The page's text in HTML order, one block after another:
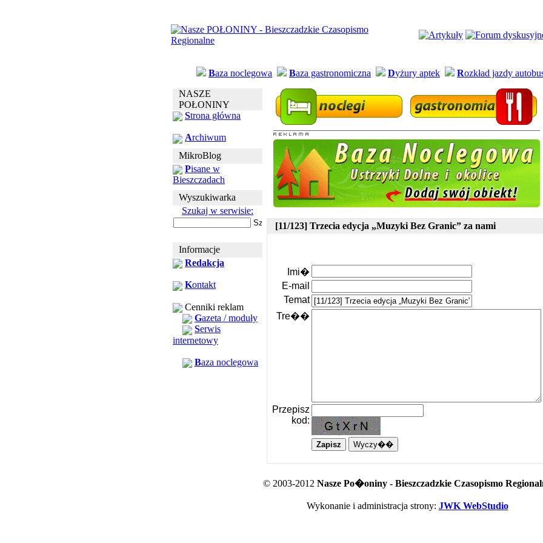
Baza noclegowa Baza gastronomiczna Dyżury aptek Rozkład jazdy
NASZE
POŁONINY
Strona główna
Archiwum
MikroBlog
Pisane w
Bieszczadach
Wyszukiwarka
Szukaj w serwisie:
Informacje
Redakcja
Kontakt
Cenniki reklam
Gazeta / moduły
Serwis
internetowy
Baza noclegowa
[11/123] Trzecia edycja „Muzyki Bez Granic” za nami
Imi�
E-mail
Temat
Tre��
Przepisz
kod:
© 2003-2012 Nasze Po�oniny - Bieszczadzkie Czasopismo
Wykonanie i administracja strony: JWK WebStudio